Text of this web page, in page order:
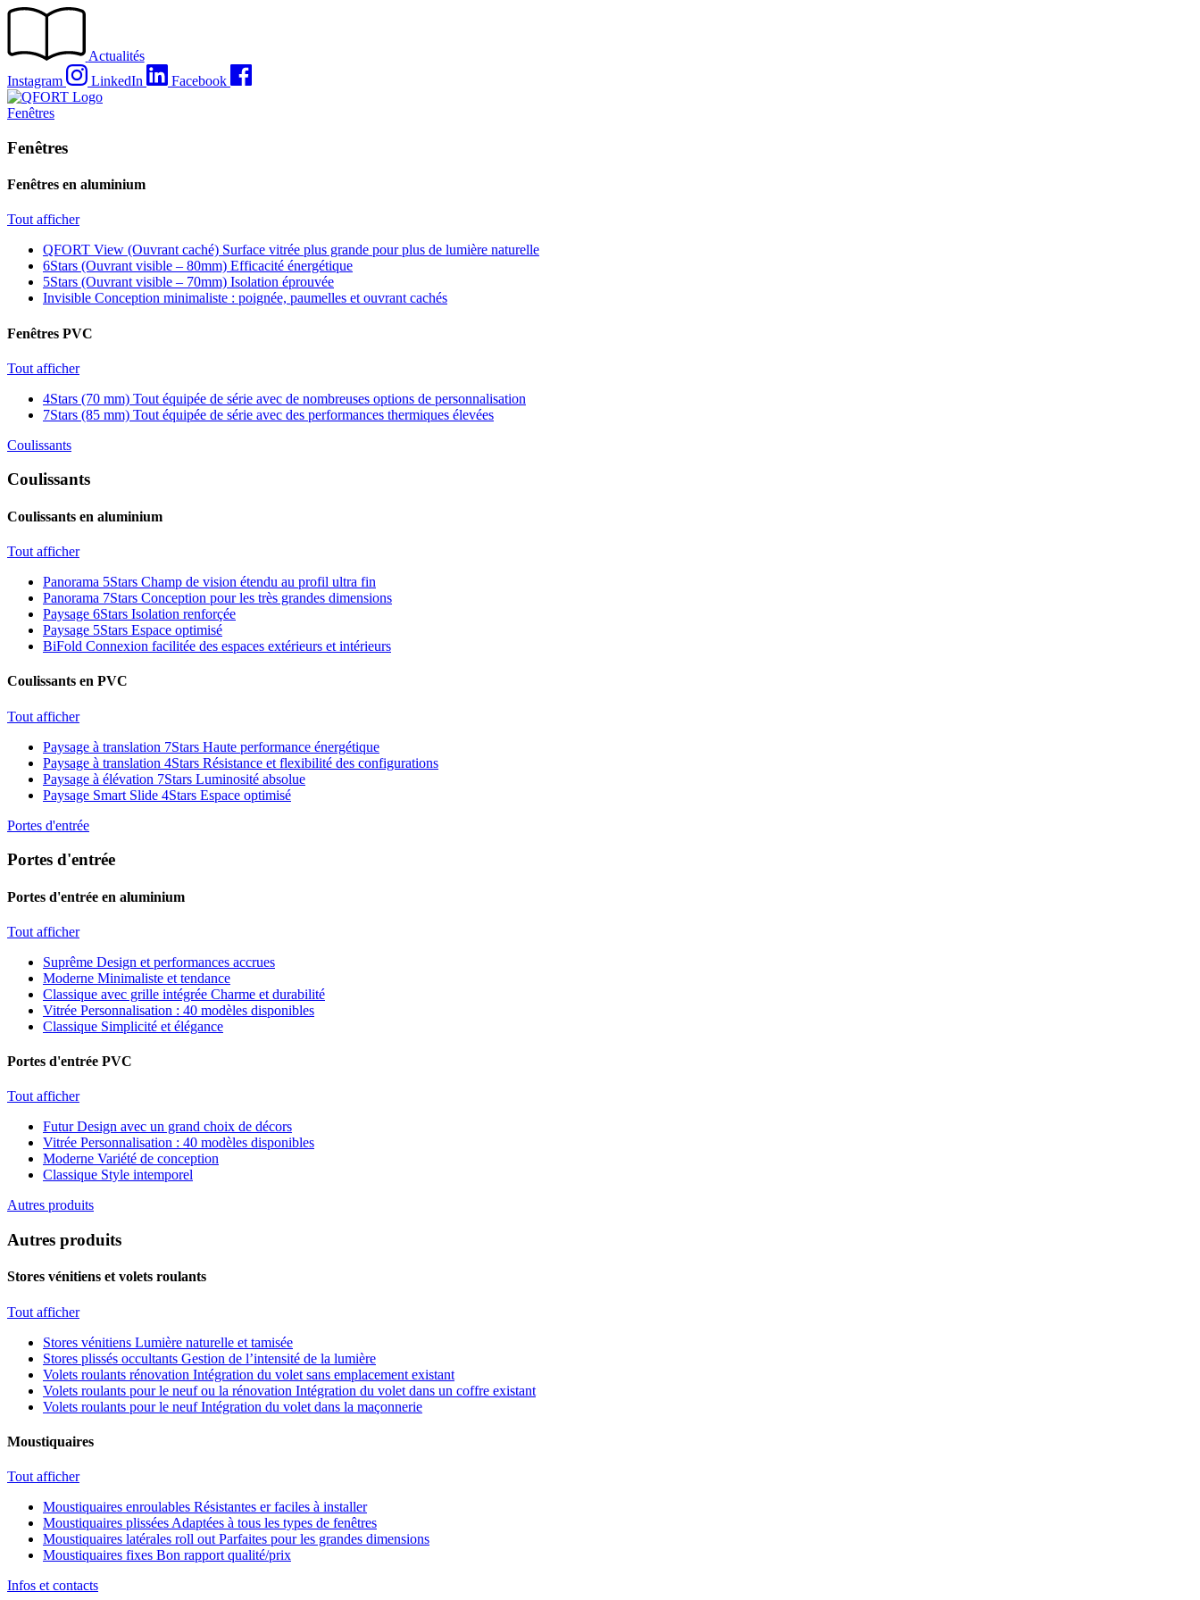
Passer
Actualités
Instagram
LinkedIn Facebook
Fenêtres
Fenêtres
Fenêtres en aluminium
Tout afficher
QFORT View (Ouvrant caché) Surface vitrée plus grande pour plus de lumière naturelle
6Stars (Ouvrant visible – 80mm) Efficacité énergétique
5Stars (Ouvrant visible – 70mm) Isolation éprouvée
Invisible Conception minimaliste : poignée, paumelles et ouvrant cachés
Fenêtres PVC
Tout afficher
4Stars (70 mm) Tout équipée de série avec de nombreuses options de personnalisation
7Stars (85 mm) Tout équipée de série avec des performances thermiques élevées
Coulissants
Coulissants
Coulissants en aluminium
Tout afficher
Panorama 5Stars Champ de vision étendu au profil ultra fin
Panorama 7Stars Conception pour les très grandes dimensions
Paysage 6Stars Isolation renforçée
Paysage 5Stars Espace optimisé
BiFold Connexion facilitée des espaces extérieurs et intérieurs
Coulissants en PVC
Tout afficher
Paysage à translation 7Stars Haute performance énergétique
Paysage à translation 4Stars Résistance et flexibilité des configurations
Paysage à élévation 7Stars Luminosité absolue
Paysage Smart Slide 4Stars Espace optimisé
Portes d'entrée
Portes d'entrée
Portes d'entrée en aluminium
Tout afficher
Suprême Design et performances accrues
Moderne Minimaliste et tendance
Classique avec grille intégrée Charme et durabilité
Vitrée Personnalisation : 40 modèles disponibles
Classique Simplicité et élégance
Portes d'entrée PVC
Tout afficher
Futur Design avec un grand choix de décors
Vitrée Personnalisation : 40 modèles disponibles
Moderne Variété de conception
Classique Style intemporel
Autres produits
Autres produits
Stores vénitiens et volets roulants
Tout afficher
Stores vénitiens Lumière naturelle et tamisée
Stores plissés occultants Gestion de l’intensité de la lumière
Volets roulants rénovation Intégration du volet sans emplacement existant
Volets roulants pour le neuf ou la rénovation Intégration du volet dans un coffre existant
Volets roulants pour le neuf Intégration du volet dans la maçonnerie
Moustiquaires
Tout afficher
Moustiquaires enroulables Résistantes er faciles à installer
Moustiquaires plissées Adaptées à tous les types de fenêtres
Moustiquaires latérales roll out Parfaites pour les grandes dimensions
Moustiquaires fixes Bon rapport qualité/prix
Infos et contacts